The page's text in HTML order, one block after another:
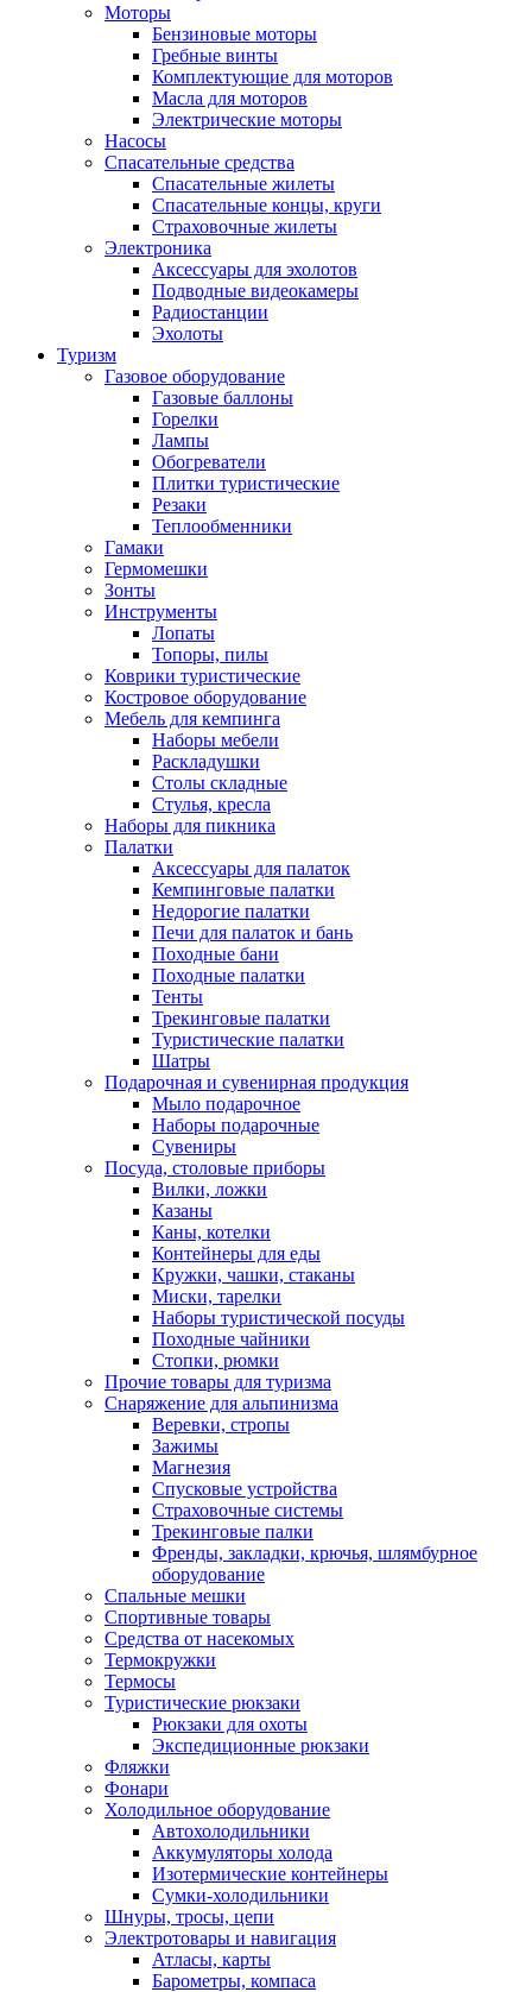
Моторы
Бензиновые моторы
Гребные винты
Комплектующие для моторов
Масла для моторов
Электрические моторы
Насосы
Спасательные средства
Спасательные жилеты
Спасательные концы, круги
Страховочные жилеты
Электроника
Аксессуары для эхолотов
Подводные видеокамеры
Радиостанции
Эхолоты
Туризм
Газовое оборудование
Газовые баллоны
Горелки
Лампы
Обогреватели
Плитки туристические
Резаки
Теплообменники
Гамаки
Гермомешки
Зонты
Инструменты
Лопаты
Топоры, пилы
Коврики туристические
Костровое оборудование
Мебель для кемпинга
Наборы мебели
Раскладушки
Столы складные
Стулья, кресла
Наборы для пикника
Палатки
Аксессуары для палаток
Кемпинговые палатки
Недорогие палатки
Печи для палаток и бань
Походные бани
Походные палатки
Тенты
Трекинговые палатки
Туристические палатки
Шатры
Подарочная и сувенирная продукция
Мыло подарочное
Наборы подарочные
Сувениры
Посуда, столовые приборы
Вилки, ложки
Казаны
Каны, котелки
Контейнеры для еды
Кружки, чашки, стаканы
Миски, тарелки
Наборы туристической посуды
Походные чайники
Стопки, рюмки
Прочие товары для туризма
Снаряжение для альпинизма
Веревки, стропы
Зажимы
Магнезия
Спусковые устройства
Страховочные системы
Трекинговые палки
Френды, закладки, крючья, шлямбурное
оборудование
Спальные мешки
Спортивные товары
Средства от насекомых
Термокружки
Термосы
Туристические рюкзаки
Рюкзаки для охоты
Экспедиционные рюкзаки
Фляжки
Фонари
Холодильное оборудование
Автохолодильники
Аккумуляторы холода
Изотермические контейнеры
Сумки-холодильники
Шнуры, тросы, цепи
Электротовары и навигация
Атласы, карты
Барометры, компаса